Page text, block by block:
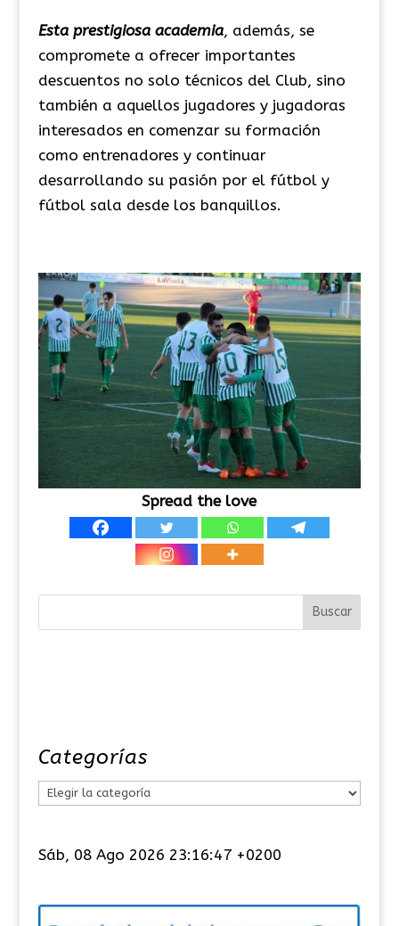
Esta prestigiosa academia, además, se
compromete a ofrecer importantes
descuentos no solo técnicos del Club, sino
también a aquellos jugadores y jugadoras
interesados en comenzar su formación
como entrenadores y continuar
desarrollando su pasión por el fútbol y
fútbol sala desde los banquillos.
Spread the love
Categorías
e
o
Sáb, 08 Ago 2026 23:16:47 +0200